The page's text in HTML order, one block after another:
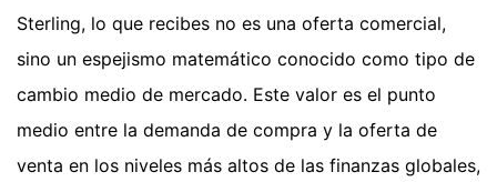
Sterling, lo que recibes no es una oferta comercial,
sino un espejismo matemático conocido como tipo de
cambio medio de mercado. Este valor es el punto
medio entre la demanda de compra y la oferta de
venta en los niveles más altos de las finanzas globales,